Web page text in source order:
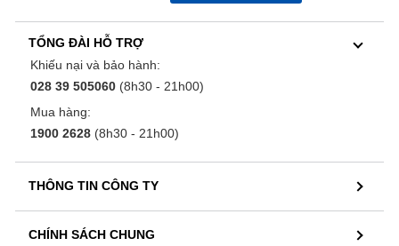
TỔNG ĐÀI HỖ TRỢ
Khiếu nại và bảo hành:
028 39 505060 (8h30 - 21h00)
Mua hàng:
1900 2628 (8h30 - 21h00)
THÔNG TIN CÔNG TY
CHÍNH SÁCH CHUNG